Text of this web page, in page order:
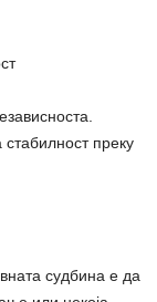
преку
судбина е да